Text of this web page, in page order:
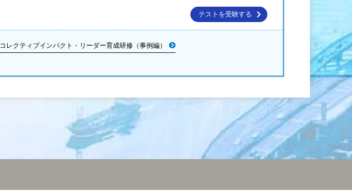
テストを受験する
コレクティブインパクト・リーダー育成研修（事例編）